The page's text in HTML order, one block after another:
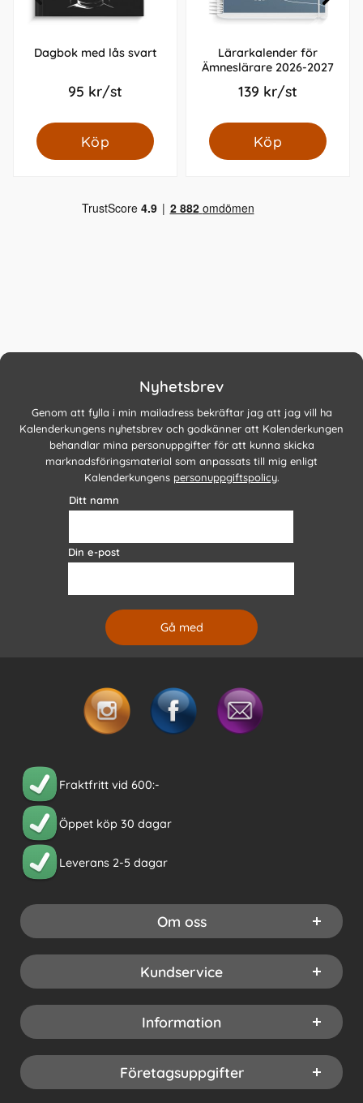
Dagbok med lås svart
95 kr/st
Köp
Lärarkalender för
Ämneslärare 2026-2027
139 kr/st
Köp
Nyhetsbrev
Genom att fylla i min mailadress bekräftar jag att jag vill ha
Kalenderkungens nyhetsbrev och godkänner att Kalenderkungen
behandlar mina personuppgifter för att kunna skicka
marknadsföringsmaterial som anpassats till mig enligt
Kalenderkungens personuppgiftspolicy.
Ditt namn
Din e-post
Fraktfritt vid 600:-
Öppet köp 30 dagar
Leverans 2-5 dagar
Om oss
Kundservice
Information
Företagsuppgifter